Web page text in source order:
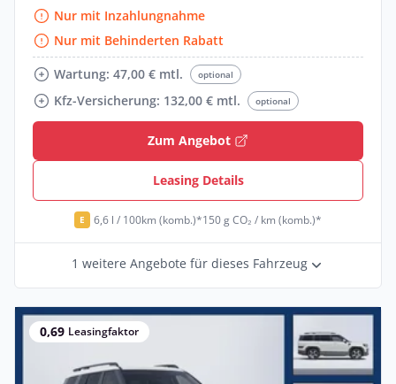
Nur mit Inzahlungnahme
Nur mit Behinderten Rabatt
Wartung: 47,00 € mtl.
optional
Kfz-Versicherung: 132,00 € mtl. optional
Zum Angebot
Leasing Details
E 6,6 l / 100km (komb.)*150 g CO₂ / km (komb.)*
1 weitere Angebote für dieses Fahrzeug
0,69 Leasingfaktor